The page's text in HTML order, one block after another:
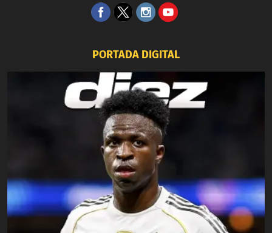
PORTADA DIGITAL